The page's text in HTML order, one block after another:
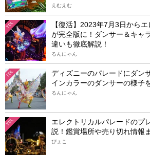
えむえむ
TDL
【復活】2023年7月3日から
が完全版に！ダンサー＆キャ
違いも徹底解説！
るんにゃん
TDL
ディズニーのパレードにダン
インカラーのダンサーの様子
るんにゃん
TDL
エレクトリカルパレードのプ
説！鑑賞場所や売り切れ情報
ぴょこ